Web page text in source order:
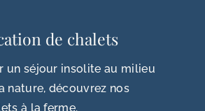
de chalets
un séjour insolite au milieu
nature, découvrez nos
à la ferme.